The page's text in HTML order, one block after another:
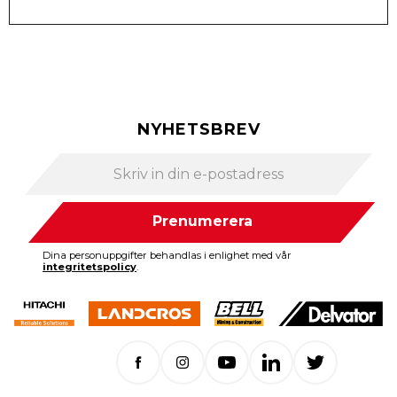
NYHETSBREV
Prenumerera
Dina personuppgifter behandlas i enlighet med vår
integritetspolicy.